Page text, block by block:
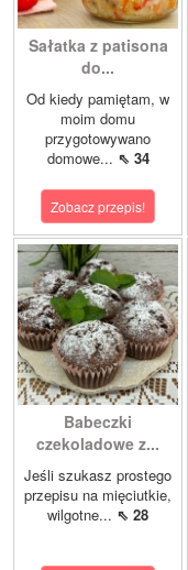
Sałatka z patisona
do...
Od kiedy pamiętam, w
moim domu
przygotowywano
domowe... ⇖ 34
Zobacz przepis!
Babeczki
czekoladowe z...
Jeśli szukasz prostego
przepisu na mięciutkie,
wilgotne... ⇖ 28